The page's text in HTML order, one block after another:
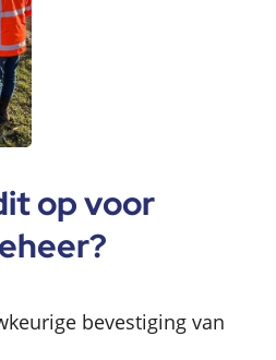
op voor
bevestiging van